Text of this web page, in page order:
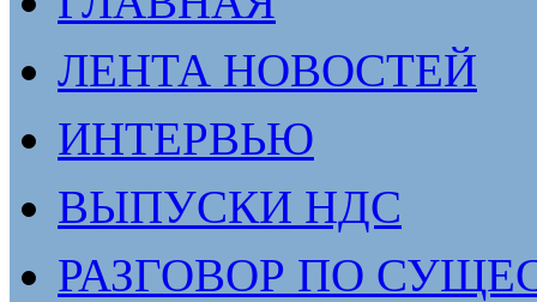
ЛЕНТА НОВОСТЕЙ
ИНТЕРВЬЮ
ВЫПУСКИ НДС
РАЗГОВОР ПО